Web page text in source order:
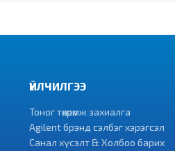
ҮЙЛЧИЛГЭЭ
Тоног төхөөрөмж захиалга
Agilent брэнд сэлбэг хэрэгсэл
Санал хүсэлт & Холбоо барих